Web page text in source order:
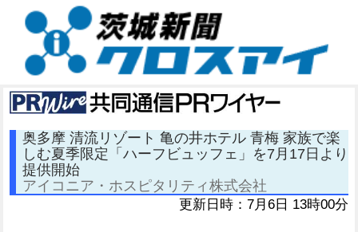
奥多摩 清流リゾート 亀の井ホテル 青梅 家族で楽
しむ夏季限定「ハーフビュッフェ」を7月17日より
提供開始
アイコニア・ホスピタリティ株式会社
更新日時：7月6日 13時00分